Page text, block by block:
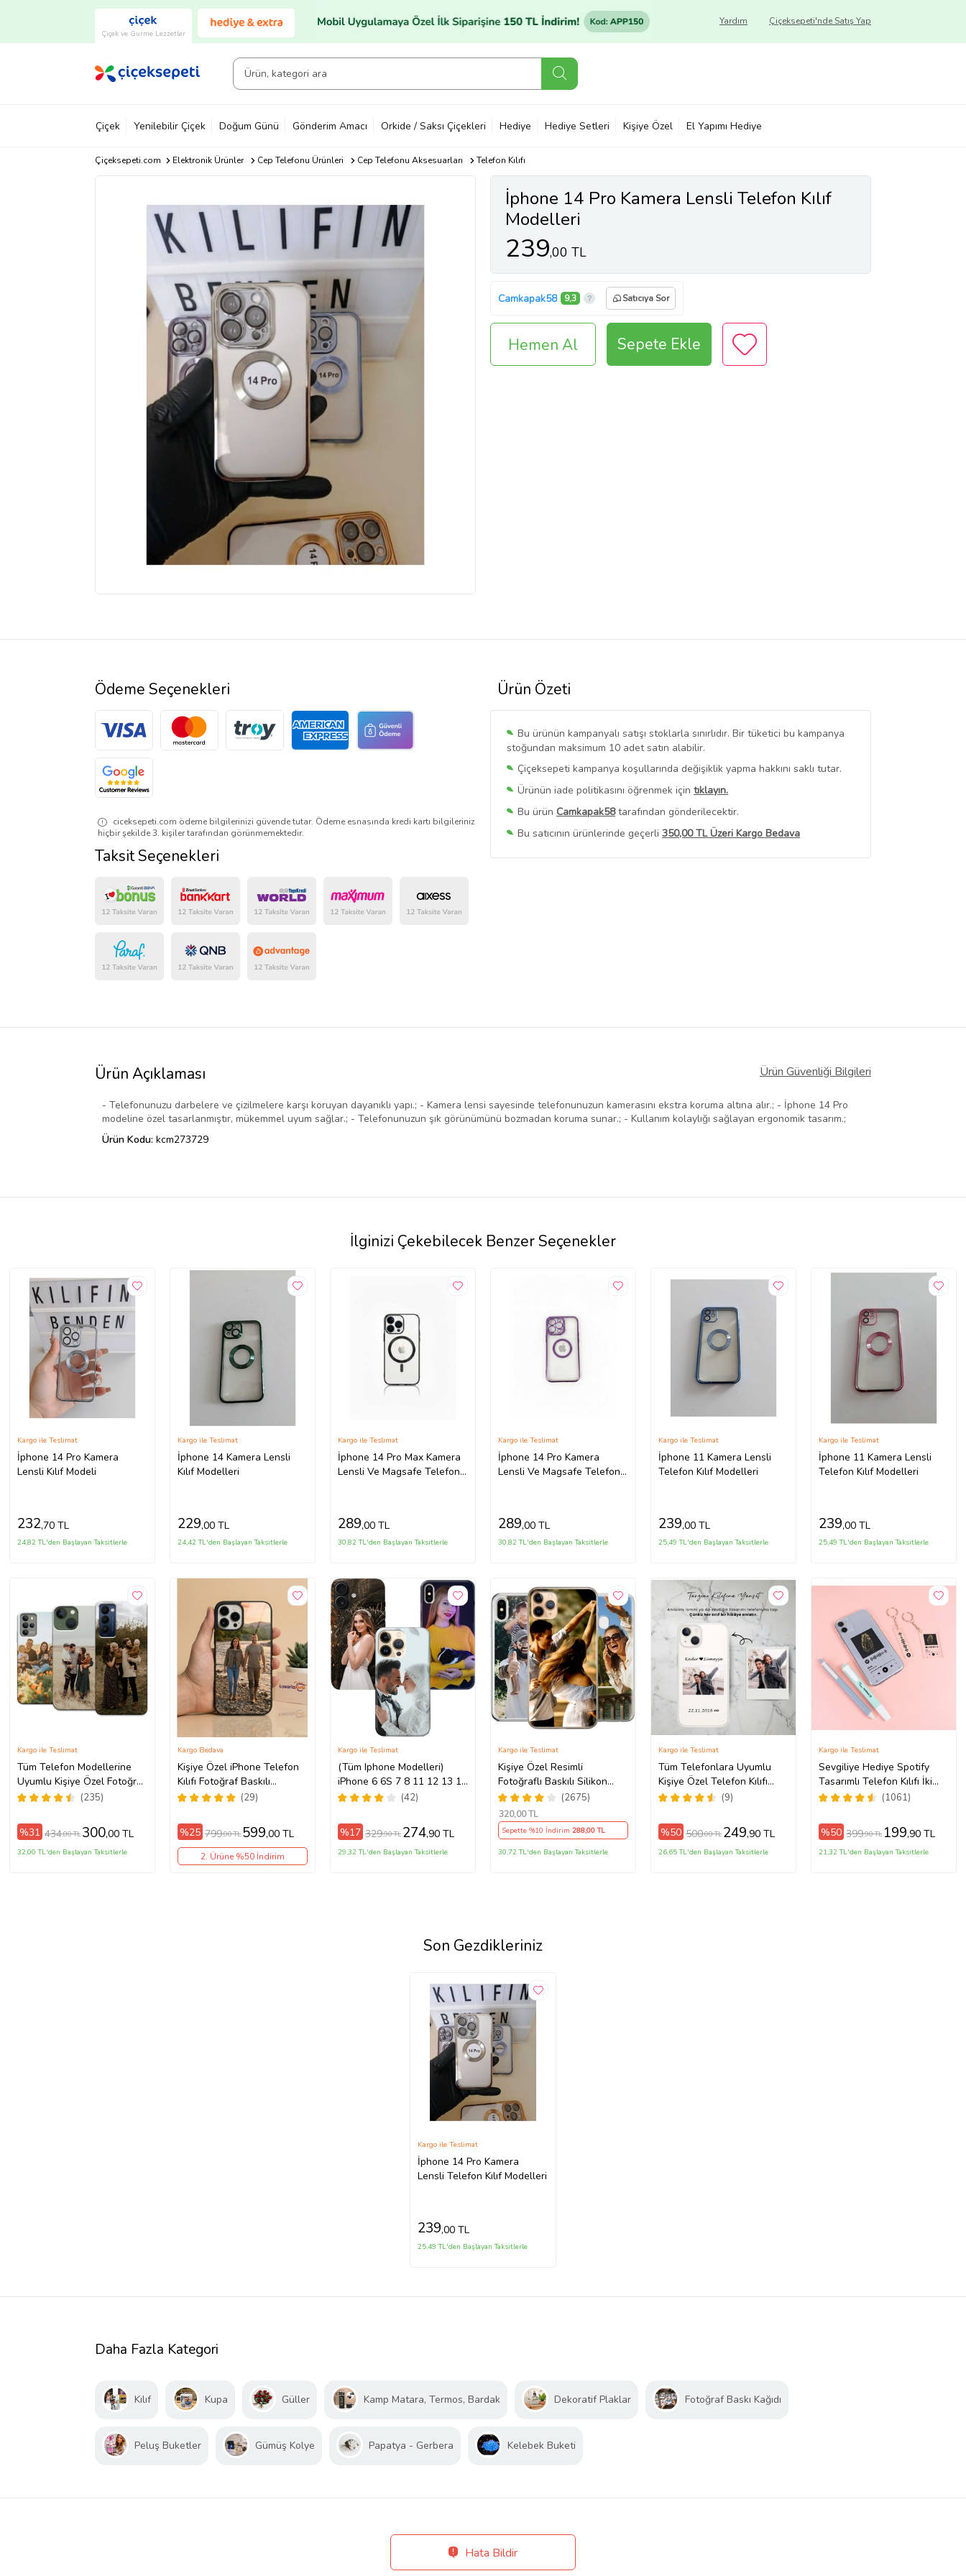
Çiçek ve Gurme Lezzetler
Çiçeksepeti'nde Satış Yap
Yardım
Çiçek Yenilebilir Çiçek Doğum Günü Gönderim Amacı Orkide / Saksı Çiçekleri Hediye Hediye Setleri Kişiye Özel El Yapımı Hediye
Çiçeksepeti.com Elektronik Ürünler Cep Telefonu Ürünleri Cep Telefonu Aksesuarları Telefon Kılıfı
İphone 14 Pro Kamera Lensli Telefon Kılıf
Modelleri
239,00 TL
Camkapak58 9,3 Satıcıya Sor
Hemen Al Sepete Ekle
Ürün Özeti
Bu ürünün kampanyalı satışı stoklarla sınırlıdır. Bir tüketici bu kampanya
stoğundan maksimum 10 adet satın alabilir.
Çiçeksepeti kampanya koşullarında değişiklik yapma hakkını saklı tutar.
Ürünün iade politikasını öğrenmek için tıklayın.
Bu ürün Camkapak58tarafından gönderilecektir.
Bu satıcının ürünlerinde geçerli 350,00 TL Üzeri Kargo Bedava
Bu SatıcınınTüm Ürünlerini Görüntüle
Ödeme Seçenekleri
ciceksepeti.com ödeme bilgilerinizi güvende tutar. Ödeme esnasında kredi kartı bilgileriniz
hiçbir şekilde 3. kişiler tarafından görünmemektedir.
Taksit Seçenekleri
Ürün Açıklaması Ürün Güvenliği Bilgileri
- Telefonunuzu darbelere ve çizilmelere karşı koruyan dayanıklı yapı.; - Kamera lensi sayesinde telefonunuzun kamerasını ekstra koruma altına alır.; - İphone 14 Pro
modeline özel tasarlanmıştır, mükemmel uyum sağlar.; - Telefonunuzun şık görünümünü bozmadan koruma sunar.; - Kullanım kolaylığı sağlayan ergonomik tasarım.;
Ürün Kodu: kcm273729
İlginizi Çekebilecek Benzer Seçenekler
İphone 14 Pro Kamera
Lensli Kılıf Modeli
Kargo ile Teslimat
232,70 TL
24,82 TL'den Başlayan Taksitlerle
İphone 14 Kamera Lensli
Kılıf Modelleri
Kargo ile Teslimat
229,00 TL
24,42 TL'den Başlayan Taksitlerle
İphone 14 Pro Max Kamera
Lensli Ve Magsafe Telefon
Kargo ile Teslimat
289,00 TL
30,82 TL'den Başlayan Taksitlerle
İphone 14 Pro Kamera
Lensli Ve Magsafe Telefon
Kargo ile Teslimat
289,00 TL
30,82 TL'den Başlayan Taksitlerle
İphone 11 Kamera Lensli
Telefon Kılıf Modelleri
Kargo ile Teslimat
239,00 TL
25,49 TL'den Başlayan Taksitlerle
İphone 11 Kamera Lensli
Telefon Kılıf Modelleri
Kargo ile Teslimat
239,00 TL
25,49 TL'den Başlayan Taksitlerle
Tüm Telefon Modellerine
Uyumlu Kişiye Özel Fotoğraf
Baskılı Telefon Kılıfı
(235)
Kargo ile Teslimat
%31 434,80 TL 300,00 TL
32,00 TL'den Başlayan Taksitlerle
Kişiye Özel iPhone Telefon
Kılıfı Fotoğraf Baskılı
11/13/14/14Pro/14ProMax/15/15Pro/15ProMax/16/16e/16Plus/16Pro/16ProMax/17/17Air/17Pro/17ProMax
(29)
Kargo Bedava
%25 799,00 TL 599,00 TL
2. Ürüne %50 İndirim
(Tüm Iphone Modelleri)
iPhone 6 6S 7 8 11 12 13 14
15 16 17 Pro Max Plus Mini
Fotoğraflı Kılıf
(42)
Kargo ile Teslimat
%17 329,90 TL 274,90 TL
29,32 TL'den Başlayan Taksitlerle
Kişiye Özel Resimli
Fotoğraflı Baskılı Silikon
Telefon Kılıfı Kapak Kılıf
(Telefon Modelleri
Açıklamada)
(2675)
Kargo ile Teslimat
320,00 TL
Sepette %10 İndirim 288,00 TL
30,72 TL'den Başlayan Taksitlerle
Tüm Telefonlara Uyumlu
Kişiye Özel Telefon Kılıfı
Tüm Modeller Açıklamada
(9)
Kargo ile Teslimat
%50 500,00 TL 249,90 TL
26,65 TL'den Başlayan Taksitlerle
Sevgiliye Hediye Spotify
Tasarımlı Telefon Kılıfı İki
Anahtarlık Hediyeli
(1061)
Kargo ile Teslimat
%50 399,90 TL 199,90 TL
21,32 TL'den Başlayan Taksitlerle
Son Gezdikleriniz
İphone 14 Pro Kamera
Lensli Telefon Kılıf Modelleri
Kargo ile Teslimat
239,00 TL
25,49 TL'den Başlayan Taksitlerle
Daha Fazla Kategori
Kılıf Kupa Güller Kamp Matara, Termos, Bardak Dekoratif Plaklar Fotoğraf Baskı Kağıdı
Peluş Buketler Gümüş Kolye Papatya - Gerbera Kelebek Buketi
Hata Bildir